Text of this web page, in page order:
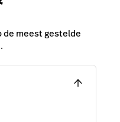
de meest gestelde